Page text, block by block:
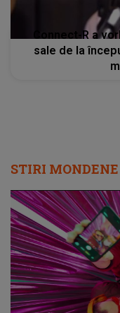
Connect-R a
sale de la
STIRI MONDENE